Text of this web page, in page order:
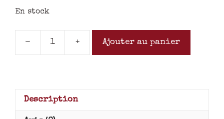
En stock
- + Ajouter au panier
Description